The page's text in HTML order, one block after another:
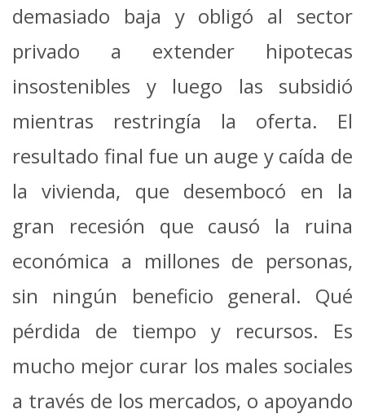
demasiado baja y obligó al sector
privado a extender hipotecas
insostenibles y luego las subsidió
mientras restringía la oferta. El
resultado final fue un auge y caída de
la vivienda, que desembocó en la
gran recesión que causó la ruina
económica a millones de personas,
sin ningún beneficio general. Qué
pérdida de tiempo y recursos. Es
mucho mejor curar los males sociales
a través de los mercados, o apoyando